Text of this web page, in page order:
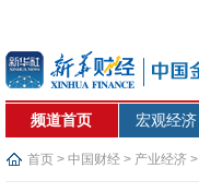
频道首页 宏观经济
首页 > 中国财经 > 产业经济 >